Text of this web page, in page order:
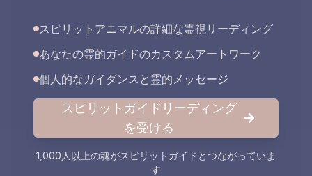
スピリットアニマルの詳細な霊視リーディング
あなたの霊的ガイドのカスタムアートワーク
個人的なガイダンスと霊的メッセージ
スピリットガイドリーディング
を受ける
1,000人以上の魂がスピリットガイドとつながっていま
す